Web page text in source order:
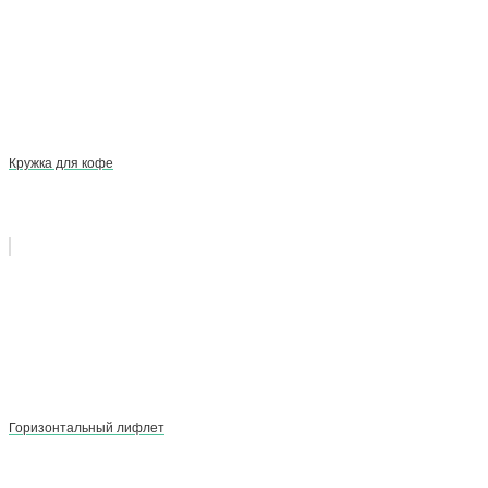
Кружка для кофе
Горизонтальный лифлет